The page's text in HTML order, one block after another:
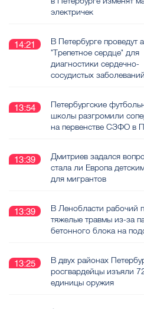
электричек
14:21
В Петербурге проведут
"Трепетное сердце" для
диагностики сердечно-
сосудистых заболеваний
13:54
Петербургские
школы разгромили
на первенстве СЗФО в
13:39
Дмитриев задался
стала ли Европа
для мигрантов
13:39
В Ленобласти рабочий
тяжелые травмы из-за
бетонного блока на
13:25
В двух районах
росгвардейцы изъяли
единицы оружия